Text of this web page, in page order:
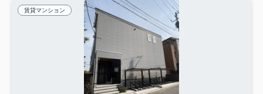
賃貸マンション